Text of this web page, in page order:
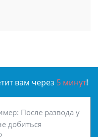
вам через 5 минут!